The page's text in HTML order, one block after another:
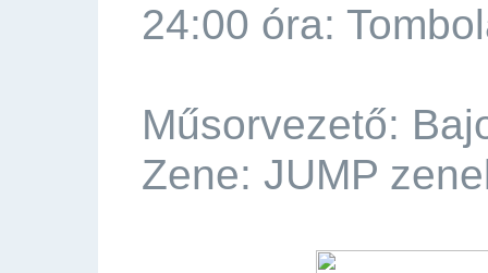
24:00 óra:
Műsorvezető:
Zene: JUMP